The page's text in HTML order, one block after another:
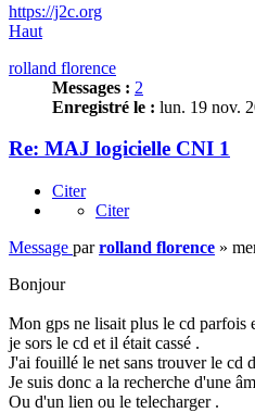
https://j2c.org
Haut
rolland florence
Messages : 2
Enregistré le : lun. 19 nov.
Re: MAJ logicielle CNI 1
Citer
Citer
Message parrolland florence »
Bonjour
Mon gps ne lisait plus le cd parfois
je sors le cd et il était cassé .
J'ai fouillé le net sans trouver le cd
Je suis donc a la recherche d'une
Ou d'un lien ou le telecharger .